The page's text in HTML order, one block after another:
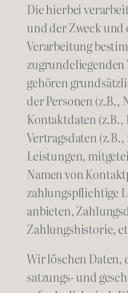
Die hierbei
und der Zweck
Verarbeitung
zugrundeliegenden
gehören
der Personen (z.B.,
Kontaktdaten (z.B.,
Vertragsdaten
Leistungen,
Namen von
zahlungspflichtige
anbieten,
Zahlungshistorie,
Wir löschen Daten,
satzungs- und